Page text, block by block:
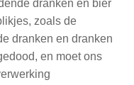
dranken en bier
zoals de
dranken en dranken
en moet ons